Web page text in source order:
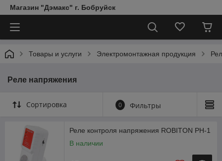
Магазин "Дэмакс" г. Бобруйск
Товары и услуги Электромонтажная продукция
Реле напряжения
Сортировка 0 Фильтры
Реле контроля напряжения ROBITON РН-1
В наличии